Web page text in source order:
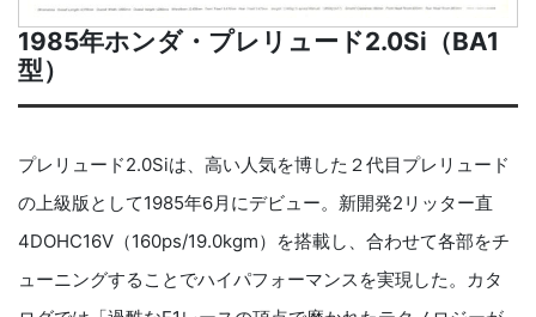
1985年ホンダ・プレリュード2.0Si（BA1
型）
プレリュード2.0Siは、高い人気を博した２代目プレリュード
の上級版として1985年6月にデビュー。新開発2リッター直
4DOHC16V（160ps/19.0kgm）を搭載し、合わせて各部をチ
ューニングすることでハイパフォーマンスを実現した。カタ